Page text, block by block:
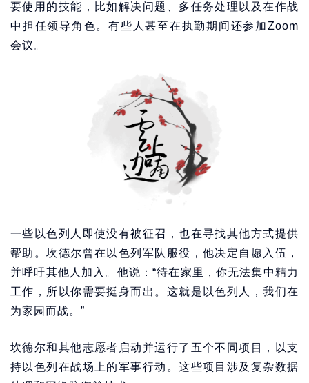
要使用的技能，比如解决问题、多任务处理以及在作战
中担任领导角色。有些人甚至在执勤期间还参加Zoom
会议。
一些以色列人即使没有被征召，也在寻找其他方式提供
帮助。坎德尔曾在以色列军队服役，他决定自愿入伍，
并呼吁其他人加入。他说：“待在家里，你无法集中精力
工作，所以你需要挺身而出。这就是以色列人，我们在
为家园而战。”
坎德尔和其他志愿者启动并运行了五个不同项目，以支
持以色列在战场上的军事行动。这些项目涉及复杂数据